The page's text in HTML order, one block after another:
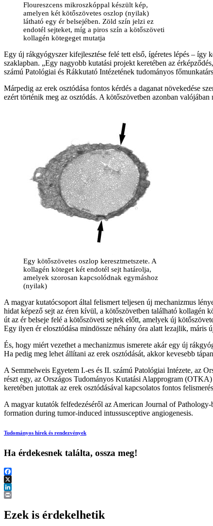
Floureszcens mikroszkóppal készült kép,
amelyen két kötőszövetes oszlop (nyilak)
látható egy ér belsejében. Zöld szín jelzi ez
endotél sejteket, míg a piros szín a kötőszöveti
kollagén kötegeget mutatja
Egy új rákgyógyszer kifejlesztése felé tett első, ígéretes lépés –
szaklapban. „Egy nagyobb kutatási projekt keretében az
számú Patológiai és Rákkutató Intézetének tudományos
Márpedig az erek osztódása fontos kérdés a daganat növekedése
ezért történik meg az osztódás. A kötőszövetben azonban
Egy kötőszövetes oszlop keresztmetszete. A
kollagén köteget két endotél sejt határolja,
amelyek szorosan kapcsolódnak egymáshoz
(nyilak)
A magyar kutatócsoport által felismert teljesen új mechanizmus
hidat képező sejt az éren kívül, a kötőszövetben található kollagén
út az ér belseje felé a kötőszöveti sejtek előtt, amelyek új
Egy ilyen ér elosztódása mindössze néhány óra alatt lezajlik, máris
És, hogy miért vezethet a mechanizmus ismerete akár egy új
Ha pedig meg lehet állítani az erek osztódását, akkor kevesebb
A Semmelweis Egyetem I.-es és II. számú Patológiai Intézete, az
részt egy, az Országos Tudományos Kutatási Alapprogram
keretében jutottak az erek osztódásával kapcsolatos fontos
A magyar kutatók felfedezéséről az American Journal of
formation during tumor-induced intussusceptive angiogenesis.
Tudományos hírek és rendezvények
Ha érdekesnek találta, ossza meg!
Facebook
X
LinkedIn
Ezek is érdekelhetik